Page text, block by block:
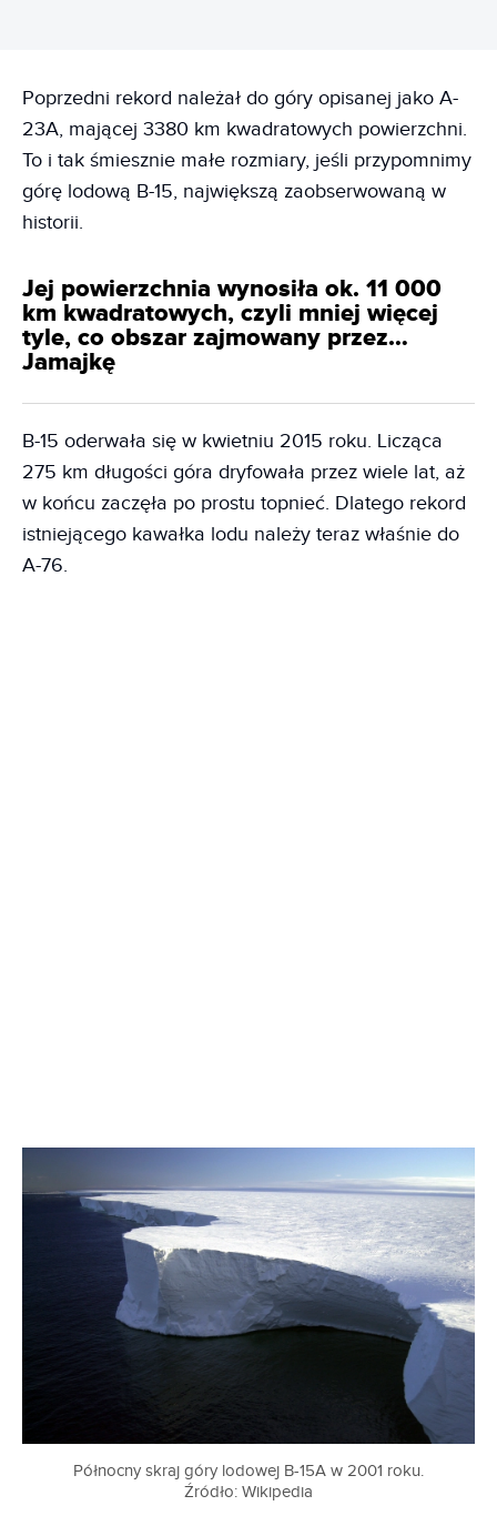
Poprzedni rekord należał do góry opisanej jako A-
23A, mającej 3380 km kwadratowych powierzchni.
To i tak śmiesznie małe rozmiary, jeśli przypomnimy
górę lodową B-15, największą zaobserwowaną w
historii.
Jej powierzchnia wynosiła ok. 11 000
km kwadratowych, czyli mniej więcej
tyle, co obszar zajmowany przez…
Jamajkę
B-15 oderwała się w kwietniu 2015 roku. Licząca
275 km długości góra dryfowała przez wiele lat, aż
w końcu zaczęła po prostu topnieć. Dlatego rekord
istniejącego kawałka lodu należy teraz właśnie do
A-76.
Północny skraj góry lodowej B-15A w 2001 roku.
Źródło: Wikipedia